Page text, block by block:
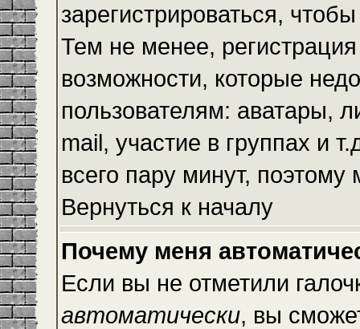
зарегистрироваться,
Тем не менее,
возможности, которые
пользователям: аватары,
mail, участие в группах и
всего пару минут,
Вернуться к началу
Почему меня
Если вы не отметили
автоматически, вы